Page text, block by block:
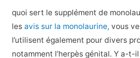
quoi sert le supplément de
les avis sur la monolaurine, vous
l’utilisent également pour divers
notamment l’herpès génital. Y a-t-